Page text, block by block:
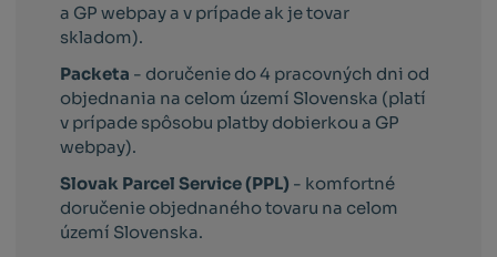
a GP webpay a v prípade ak je tovar
skladom).
Packeta - doručenie do 4 pracovných dni od
objednania na celom území Slovenska (platí
v prípade spôsobu platby dobierkou a GP
webpay).
Slovak Parcel Service (PPL) - komfortné
doručenie objednaného tovaru na celom
území Slovenska.